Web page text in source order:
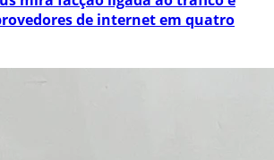
de internet em quatro